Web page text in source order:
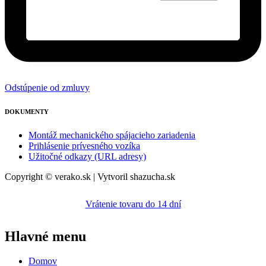
Odstúpenie od zmluvy
DOKUMENTY
Montáž mechanického spájacieho zariadenia
Prihlásenie prívesného vozíka
Užitočné odkazy (URL adresy)
Copyright © verako.sk | Vytvoril shazucha.sk
Vrátenie tovaru do 14 dní
Hlavné menu
Domov